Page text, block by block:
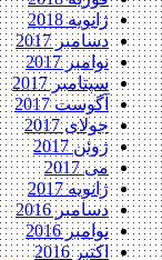
ژانویه 2018
دسامبر 2017
نوامبر 2017
سپتامبر 2017
آگوست 2017
جولای 2017
ژوئن 2017
می 2017
ژانویه 2017
دسامبر 2016
نوامبر 2016
اکتبر 2016